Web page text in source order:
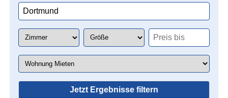
Jetzt Ergebnisse filtern